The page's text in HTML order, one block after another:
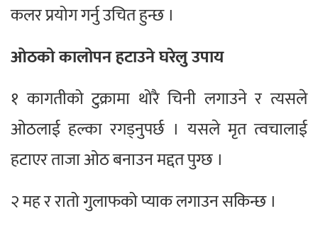
कलर प्रयोग गर्नु उचित हुन्छ ।
ओठको कालोपन हटाउने घरेलु उपाय
१ कागतीको टुक्रामा थोरै चिनी लगाउने र त्यसले
ओठलाई हल्का रगड्नुपर्छ । यसले मृत त्वचालाई
हटाएर ताजा ओठ बनाउन मद्दत पुग्छ ।
२ मह र रातो गुलाफको प्याक लगाउन सकिन्छ ।